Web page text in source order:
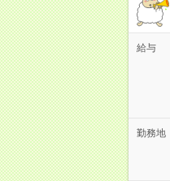
給与
勤務地